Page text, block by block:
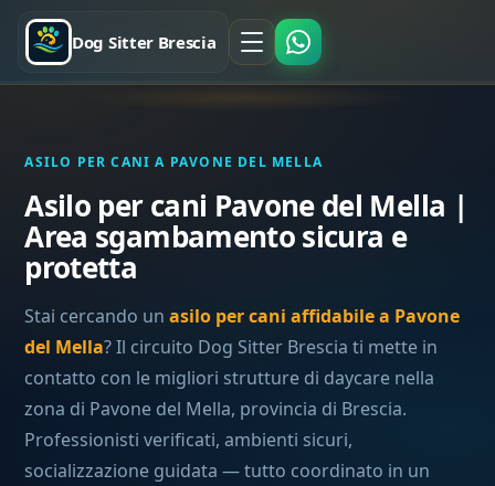
Dog Sitter Brescia
ASILO PER CANI A PAVONE DEL MELLA
Asilo per cani Pavone del Mella |
Area sgambamento sicura e
protetta
Stai cercando unasilo per cani affidabile a Pavone
del Mella? Il circuito Dog Sitter Brescia ti mette in
contatto con le migliori strutture di daycare nella
zona di Pavone del Mella, provincia di Brescia.
Professionisti verificati, ambienti sicuri,
socializzazione guidata — tutto coordinato in un